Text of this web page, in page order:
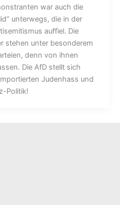
war auch die
unterwegs, die in der
auffiel. Die
stehen unter besonderem
denn von ihnen
Die AfD stellt sich
Judenhass und
Politik!